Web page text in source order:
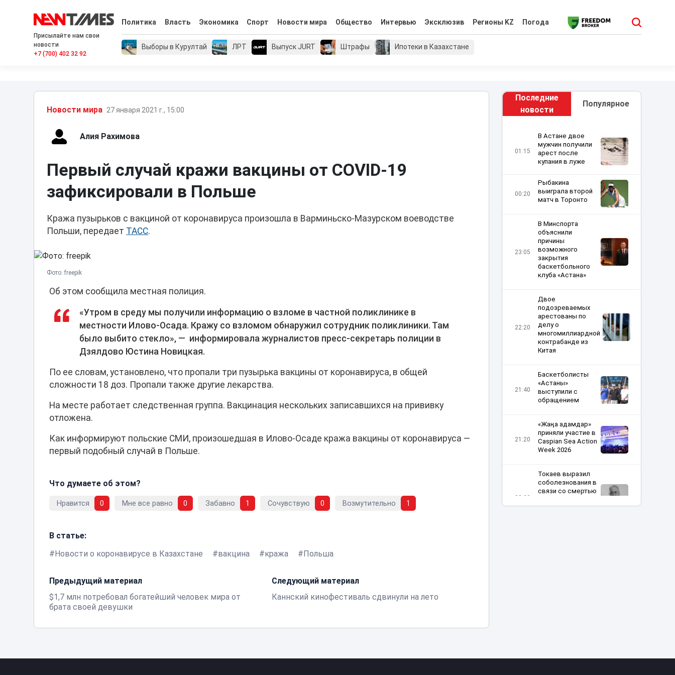
Присылайте нам свои
новости
+7 (700) 402 32 92
Политика Власть Экономика Спорт Новости мира Общество Интервью Эксклюзив Регионы KZ Погода
Выборы в Курултай ЛРТ Выпуск JURT Штрафы Ипотеки в Казахстане
Новости мира 27 января 2021 г., 15:00
Алия Рахимова
Первый случай кражи вакцины от COVID-19
зафиксировали в Польше
Кража пузырьков с вакциной от коронавируса произошла в Варминьско-Мазурском воеводстве
Польши, передает ТАСС.
Фото: freepik
Об этом сообщила местная полиция.
«Утром в среду мы получили информацию о взломе в частной поликлинике в
местности Илово-Осада. Кражу со взломом обнаружил сотрудник поликлиники. Там
было выбито стекло», — информировала журналистов пресс-секретарь полиции в
Дзялдово Юстина Новицкая.
По ее словам, установлено, что пропали три пузырька вакцины от коронавируса, в общей
сложности 18 доз. Пропали также другие лекарства.
На месте работает следственная группа. Вакцинация нескольких записавшихся на прививку
отложена.
Как информируют польские СМИ, произошедшая в Илово-Осаде кража вакцины от коронавируса —
первый подобный случай в Польше.
Что думаете об этом?
Нравится 0 Мне все равно 0 Забавно 1 Сочувствую 0 Возмутительно 1
В статье:
Новости о коронавирусе в Казахстане
вакцина кража Польша
Предыдущий материал
$1,7 млн потребовал богатейший человек мира от
брата своей девушки
Следующий материал
Каннский кинофестиваль сдвинули на лето
Последние
новости
Популярное
01:15
В Астане двое
мужчин получили
арест после
купания в луже
00:20
Рыбакина
выиграла второй
матч в Торонто
23:05
В Минспорта
объяснили
причины
возможного
закрытия
баскетбольного
клуба «Астана»
22:20
Двое
подозреваемых
арестованы по
делу о
многомиллиардной
контрабанде из
Китая
21:40
Баскетболисты
«Астаны»
выступили с
обращением
21:20
«Жаңа адамдар»
приняли участие в
Caspian Sea Action
Week 2026
20:20
Токаев выразил
соболезнования в
связи со смертью
Ардака